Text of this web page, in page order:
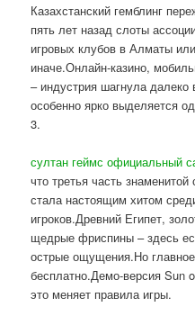
Казахстанский гемблинг
пять лет назад слоты
игровых клубов в Алматы
иначе.Онлайн-казино,
– индустрия шагнула
особенно ярко выделяется
3.
султан геймс официальный
что третья часть
стала настоящим хитом
игроков.Древний Египет,
щедрые фриспины – здесь
острые ощущения.Но
бесплатно.Демо-версия Sun
это меняет правила игры.